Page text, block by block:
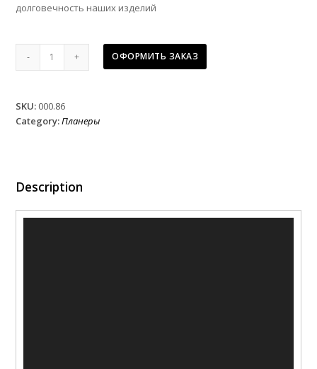
долговечность наших изделий
Планер
ОФОРМИТЬ ЗАКАЗ
SKU: 000.86
Category:Планеры
Description